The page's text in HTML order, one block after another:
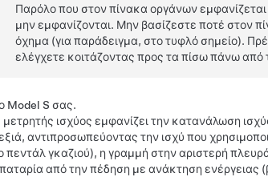
Παρόλο που στον πίνακα οργάνων
μην εμφανίζονται. Μην βασίζεστε ποτέ στον
όχημα (για παράδειγμα, στο τυφλό σημείο).
ελέγχετε κοιτάζοντας προς τα πίσω πάνω από
Model S σας.
μετρητής ισχύος εμφανίζει την κατανάλωση
αντιπροσωπεύοντας την ισχύ που
πεντάλ γκαζιού), η γραμμή στην αριστερή
από την πέδηση με ανάκτηση ενέργειας